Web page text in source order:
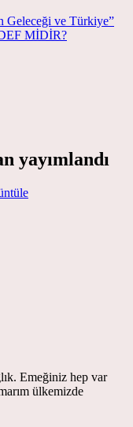
Geleceği ve Türkiye”
MİDİR?
yayımlandı
Emeğiniz hep var
ülkemizde